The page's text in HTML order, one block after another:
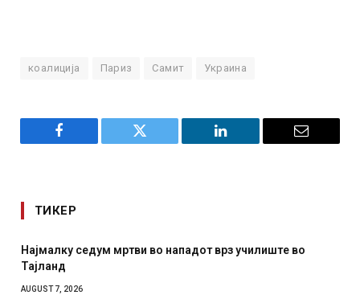
коалиција Париз Самит Украина
Facebook Twitter LinkedIn Email
ТИКЕР
СОЗИС: Украинците повеќе им веруваат на генералите
отколку на Зеленски
AUGUST 7, 2026